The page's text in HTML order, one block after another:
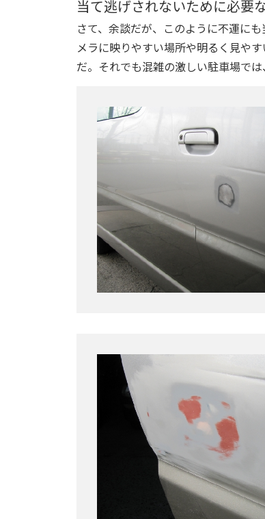
当て逃げされないために必要
さて、余談だが、このように不運に
メラに映りやすい場所や明るく見や
だ。それでも混雑の激しい駐車場で